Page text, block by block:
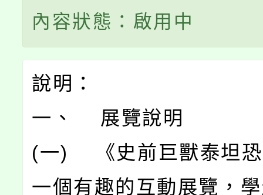
內容狀態：啟用中
說明：
一、 展覽說明
(一) 《史前巨獸泰坦恐
一個有趣的互動展覽，